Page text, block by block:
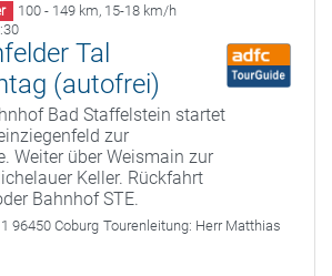
100 - 149 km, 15-18 km/h
Tal
(autofrei)
Bad Staffelstein startet
zur
Weiter über Weismain zur
Keller. Rückfahrt
Bahnhof STE.
96450 Coburg Tourenleitung: Herr Matthias